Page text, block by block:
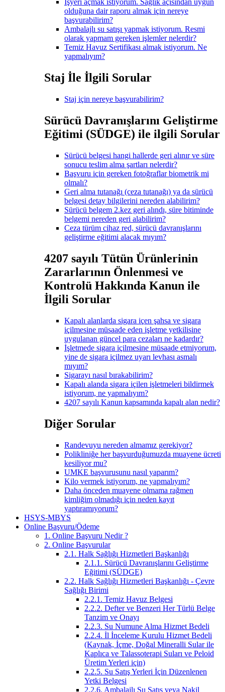
İşyeri açmak istiyorum. Sağlık açısından uygun
olduğuna dair raporu almak için nereye
başvurabilirim?
Ambalajlı su satışı yapmak istiyorum. Resmi
olarak yapmam gereken işlemler nelerdir?
Temiz Havuz Sertifikası almak istiyorum. Ne
yapmalıyım?
Staj İle İlgili Sorular
Staj için nereye başvurabilirim?
Sürücü Davranışlarını Geliştirme
Eğitimi (SÜDGE) ile ilgili Sorular
Sürücü belgesi hangi hallerde geri alınır ve süre
sonucu teslim alma şartları nelerdir?
Başvuru için gereken fotoğraflar biometrik mi
olmalı?
Geri alma tutanağı (ceza tutanağı) ya da sürücü
belgesi detay bilgilerini nereden alabilirim?
Sürücü belgem 2.kez geri alındı, süre bitiminde
belgemi nereden geri alabilirim?
Ceza türüm cihaz red, sürücü davranışlarını
geliştirme eğitimi alacak mıyım?
4207 sayılı Tütün Ürünlerinin
Zararlarının Önlenmesi ve
Kontrolü Hakkında Kanun ile
İlgili Sorular
Kapalı alanlarda sigara içen şahsa ve sigara
içilmesine müsaade eden işletme yetkilisine
uygulanan güncel para cezaları ne kadardır?
İşletmede sigara içilmesine müsaade etmiyorum,
yine de sigara içilmez uyarı levhası asmalı
mıyım?
Sigarayı nasıl bırakabilirim?
Kapalı alanda sigara içilen işletmeleri bildirmek
istiyorum, ne yapmalıyım?
4207 sayılı Kanun kapsamında kapalı alan nedir?
Diğer Sorular
Randevuyu nereden almamız gerekiyor?
Polikliniğe her başvurduğumuzda muayene ücreti
kesiliyor mu?
UMKE başvurusunu nasıl yaparım?
Kilo vermek istiyorum, ne yapmalıyım?
Daha önceden muayene olmama rağmen
kimliğim olmadığı için neden kayıt
yaptıramıyorum?
HSYS-MBYS
Online Başvuru/Ödeme
1. Online Başvuru Nedir ?
2. Online Başvurular
2.1. Halk Sağlığı Hizmetleri Başkanlığı
2.1.1. Sürücü Davranışlarını Geliştirme
Eğitimi (SÜDGE)
2.2. Halk Sağlığı Hizmetleri Başkanlığı - Çevre
Sağlığı Birimi
2.2.1. Temiz Havuz Belgesi
2.2.2. Defter ve Benzeri Her Türlü Belge
Tanzim ve Onayı
2.2.3. Su Numune Alma Hizmet Bedeli
2.2.4. İl İnceleme Kurulu Hizmet Bedeli
(Kaynak, İçme, Doğal Mineralli Sular ile
Kaplıca ve Talassoterapi Suları ve Peloid
Üretim Yerleri için)
2.2.5. Su Satış Yerleri İçin Düzenlenen
Yetki Belgesi
2.2.6. Ambalajlı Su Satış veya Nakil